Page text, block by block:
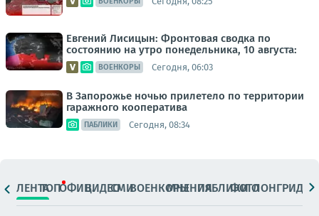
Евгений Лисицын: Фронтовая сводка по
состоянию на утро понедельника, 10 августа:
ВОЕНКОРЫ Сегодня, 06:03
В Запорожье ночью прилетело по территории
гаражного кооператива
ПАБЛИКИ Сегодня, 08:34
ЛЕНТАТОПОФИЦ.ВИДЕОСМИВОЕНКОРЫМНЕНИЯПАБЛИКИ
ФОТОЛОНГРИДЫ